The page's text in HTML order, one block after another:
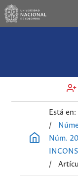
Está en:
/
Núm.
/